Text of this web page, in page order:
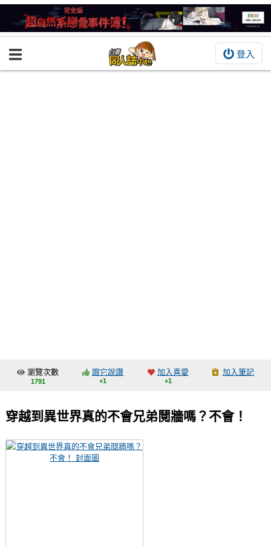
登入
BOOKY書集倉庫
交流中心
會員功能選單
會員中心
註冊會員
瀏覽次數
1791
跟它說讚
+1
加入喜愛
+1
加入筆記
穿越到異世界真的不會兄弟鬩牆嗎？不會！